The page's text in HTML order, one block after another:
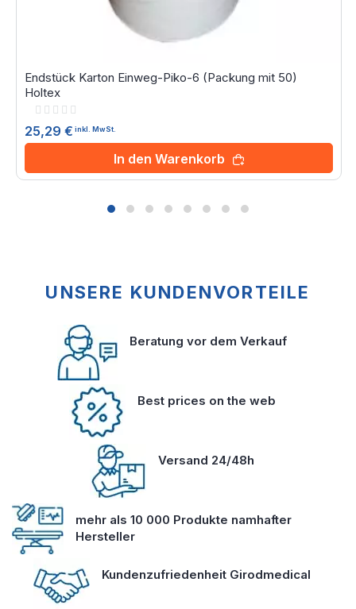
Endstück Karton Einweg-Piko-6 (Packung mit 50)
Holtex
Rating:
25,29 € inkl. MwSt.
In den Warenkorb
UNSERE KUNDENVORTEILE
Beratung vor dem Verkauf
Best prices on the web
Versand 24/48h
mehr als 10 000 Produkte namhafter
Hersteller
Kundenzufriedenheit Girodmedical